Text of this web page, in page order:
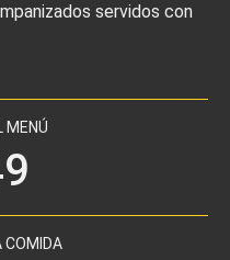
servidos con
MENÚ
COMIDA